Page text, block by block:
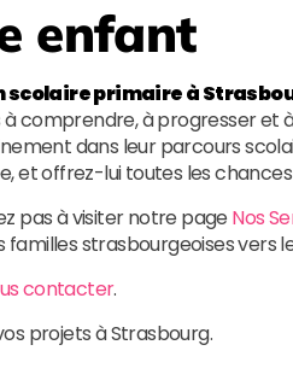
enfant
scolaire primaire à
comprendre, à progresser et
dans leur parcours
et offrez-lui toutes les
pas à visiter notre page Nos
strasbourgeoises vers
contacter.
projets à Strasbourg.